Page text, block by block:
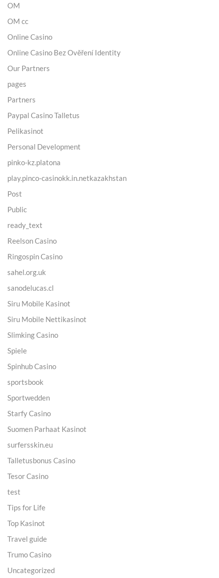
OM
OM cc
Online Casino
Online Casino Bez Ověření Identity
Our Partners
pages
Partners
Paypal Casino Talletus
Pelikasinot
Personal Development
pinko-kz.platona
play.pinco-casinokk.in.netkazakhstan
Post
Public
ready_text
Reelson Casino
Ringospin Casino
sahel.org.uk
sanodelucas.cl
Siru Mobile Kasinot
Siru Mobile Nettikasinot
Slimking Casino
Spiele
Spinhub Casino
sportsbook
Sportwedden
Starfy Casino
Suomen Parhaat Kasinot
surfersskin.eu
Talletusbonus Casino
Tesor Casino
test
Tips for Life
Top Kasinot
Travel guide
Trumo Casino
Uncategorized